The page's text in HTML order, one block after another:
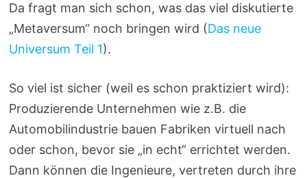
Da fragt man sich schon, was das viel diskutierte
„Metaversum“ noch bringen wird (Das neue
Universum Teil 1).
So viel ist sicher (weil es schon praktiziert wird):
Produzierende Unternehmen wie z.B. die
Automobilindustrie bauen Fabriken virtuell nach
oder schon, bevor sie „in echt“ errichtet werden.
Dann können die Ingenieure, vertreten durch ihre